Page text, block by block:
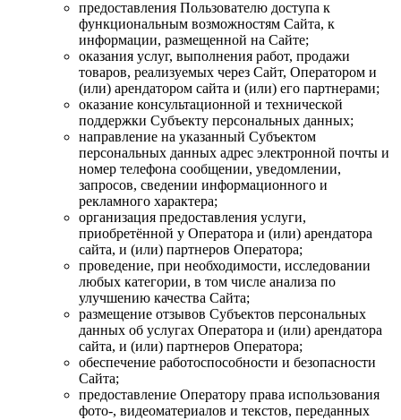
предоставления Пользователю доступа к
функциональным возможностям Сайта, к
информации, размещенной на Сайте;
оказания услуг, выполнения работ, продажи
товаров, реализуемых через Сайт, Оператором и
(или) арендатором сайта и (или) его партнерами;
оказание консультационной и технической
поддержки Субъекту персональных данных;
направление на указанный Субъектом
персональных данных адрес электронной почты и
номер телефона сообщении, уведомлении,
запросов, сведении информационного и
рекламного характера;
организация предоставления услуги,
приобретённой у Оператора и (или) арендатора
сайта, и (или) партнеров Оператора;
проведение, при необходимости, исследовании
любых категории, в том числе анализа по
улучшению качества Сайта;
размещение отзывов Субъектов персональных
данных об услугах Оператора и (или) арендатора
сайта, и (или) партнеров Оператора;
обеспечение работоспособности и безопасности
Сайта;
предоставление Оператору права использования
фото-, видеоматериалов и текстов, переданных